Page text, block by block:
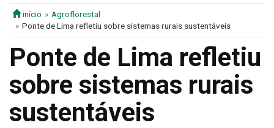
início
Agroflorestal
Ponte de Lima refletiu sobre sistemas rurais sustentáveis
Ponte de Lima refletiu
sobre sistemas rurais
sustentáveis